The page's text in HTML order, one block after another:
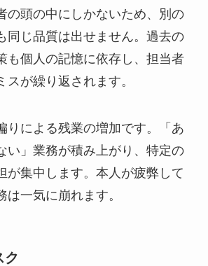
の頭の中にしかないため、別の
同じ品質は出せません。過去の
も個人の記憶に依存し、担当者
スが繰り返されます。
りによる残業の増加です。「あ
い」業務が積み上がり、特定の
が集中します。本人が疲弊して
一気に崩れます。
ク